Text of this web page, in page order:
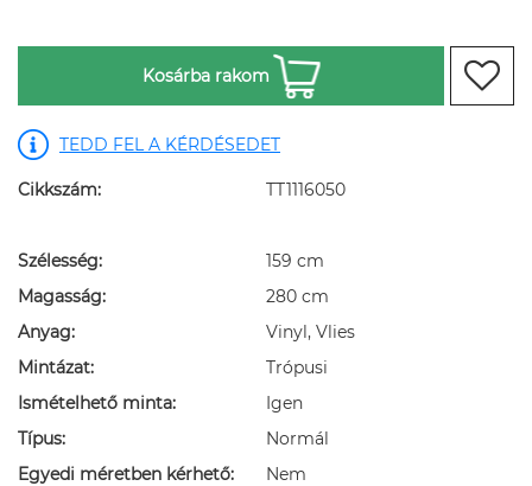
Kosárba rakom
TEDD FEL A KÉRDÉSEDET
Cikkszám: TT1116050
Szélesség:
159 cm
Magasság:
280 cm
Anyag:
Vinyl, Vlies
Mintázat:
Trópusi
Ismételhető minta:
Igen
Típus:
Normál
Egyedi méretben kérhető:
Nem